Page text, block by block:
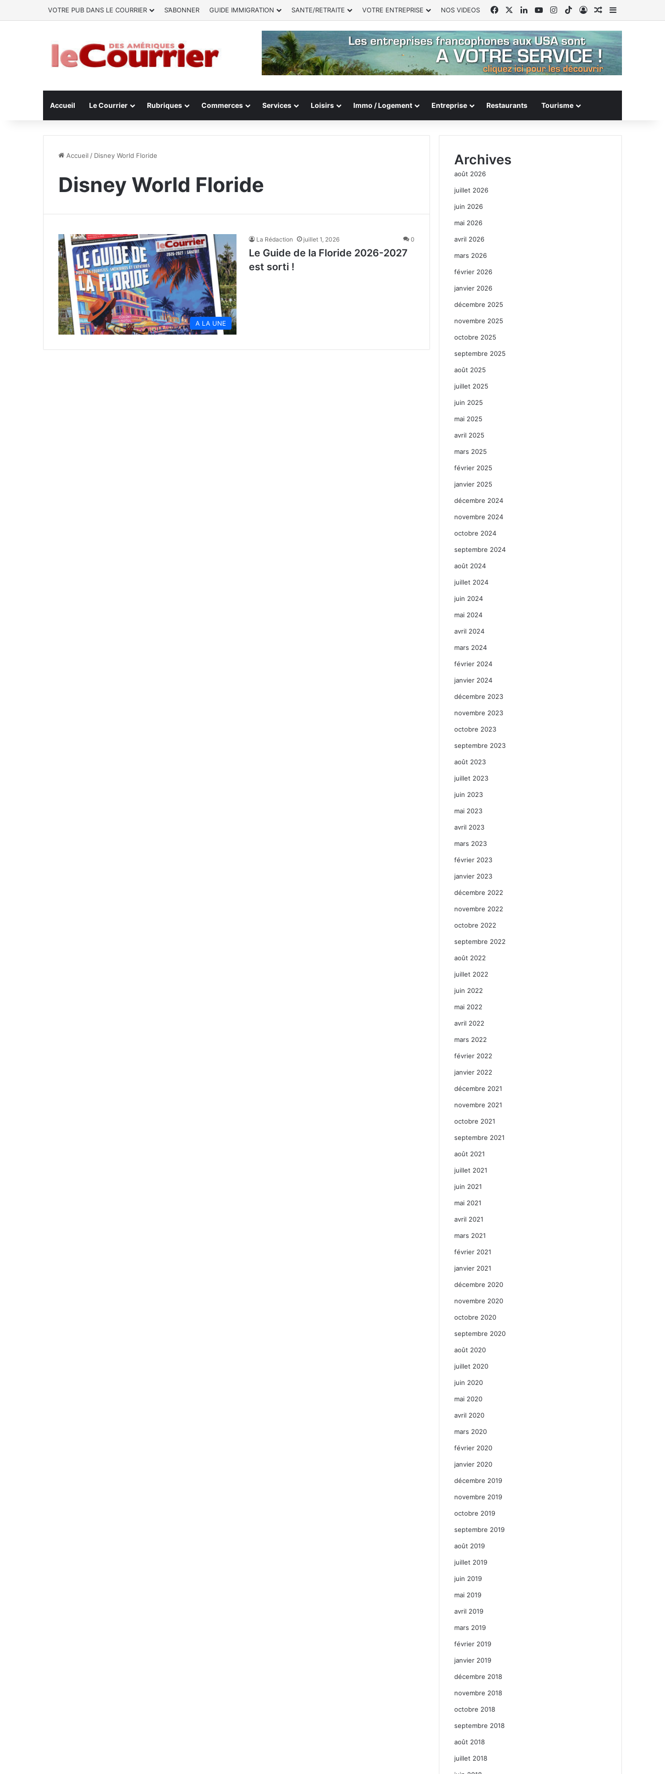
VOTRE PUB DANS LE COURRIER S’ABONNER GUIDE IMMIGRATION SANTE/RETRAITE VOTRE ENTREPRISE NOS VIDEOS FacebookLinkedinYouTubeInstagram
TikTokConnexion
Article Aléatoire
Sidebar
Accueil Le Courrier Rubriques Commerces Services Loisirs Immo / Logement Entreprise Restaurants Tourisme
Accueil / Disney World Floride
Disney World Floride
A LA UNE
La Rédaction juillet 1, 2026 0
Le Guide de la Floride 2026-2027
est sorti !
Archives
août 2026
juillet 2026
juin 2026
mai 2026
avril 2026
mars 2026
février 2026
janvier 2026
décembre 2025
novembre 2025
octobre 2025
septembre 2025
août 2025
juillet 2025
juin 2025
mai 2025
avril 2025
mars 2025
février 2025
janvier 2025
décembre 2024
novembre 2024
octobre 2024
septembre 2024
août 2024
juillet 2024
juin 2024
mai 2024
avril 2024
mars 2024
février 2024
janvier 2024
décembre 2023
novembre 2023
octobre 2023
septembre 2023
août 2023
juillet 2023
juin 2023
mai 2023
avril 2023
mars 2023
février 2023
janvier 2023
décembre 2022
novembre 2022
octobre 2022
septembre 2022
août 2022
juillet 2022
juin 2022
mai 2022
avril 2022
mars 2022
février 2022
janvier 2022
décembre 2021
novembre 2021
octobre 2021
septembre 2021
août 2021
juillet 2021
juin 2021
mai 2021
avril 2021
mars 2021
février 2021
janvier 2021
décembre 2020
novembre 2020
octobre 2020
septembre 2020
août 2020
juillet 2020
juin 2020
mai 2020
avril 2020
mars 2020
février 2020
janvier 2020
décembre 2019
novembre 2019
octobre 2019
septembre 2019
août 2019
juillet 2019
juin 2019
mai 2019
avril 2019
mars 2019
février 2019
janvier 2019
décembre 2018
novembre 2018
octobre 2018
septembre 2018
août 2018
juillet 2018